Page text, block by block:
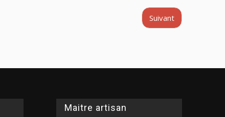
Suivant
Maitre artisan